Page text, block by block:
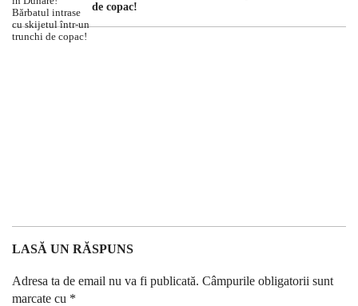
de copac!
LASĂ UN RĂSPUNS
Adresa ta de email nu va fi publicată. Câmpurile obligatorii sunt
marcate cu *